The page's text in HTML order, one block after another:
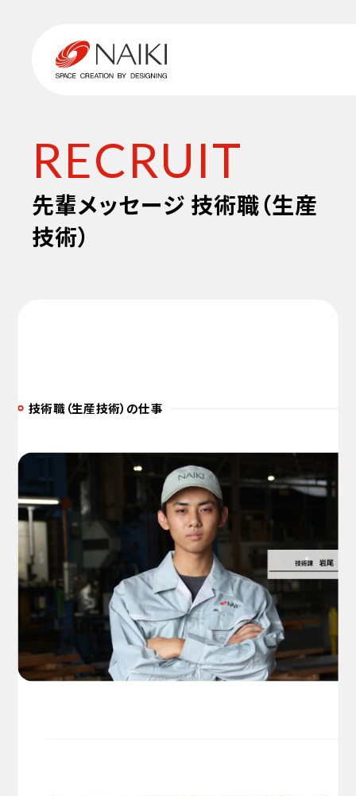
RECRUIT
先輩メッセージ 技術職（生産
技術）
技術職（生産技術）の仕事